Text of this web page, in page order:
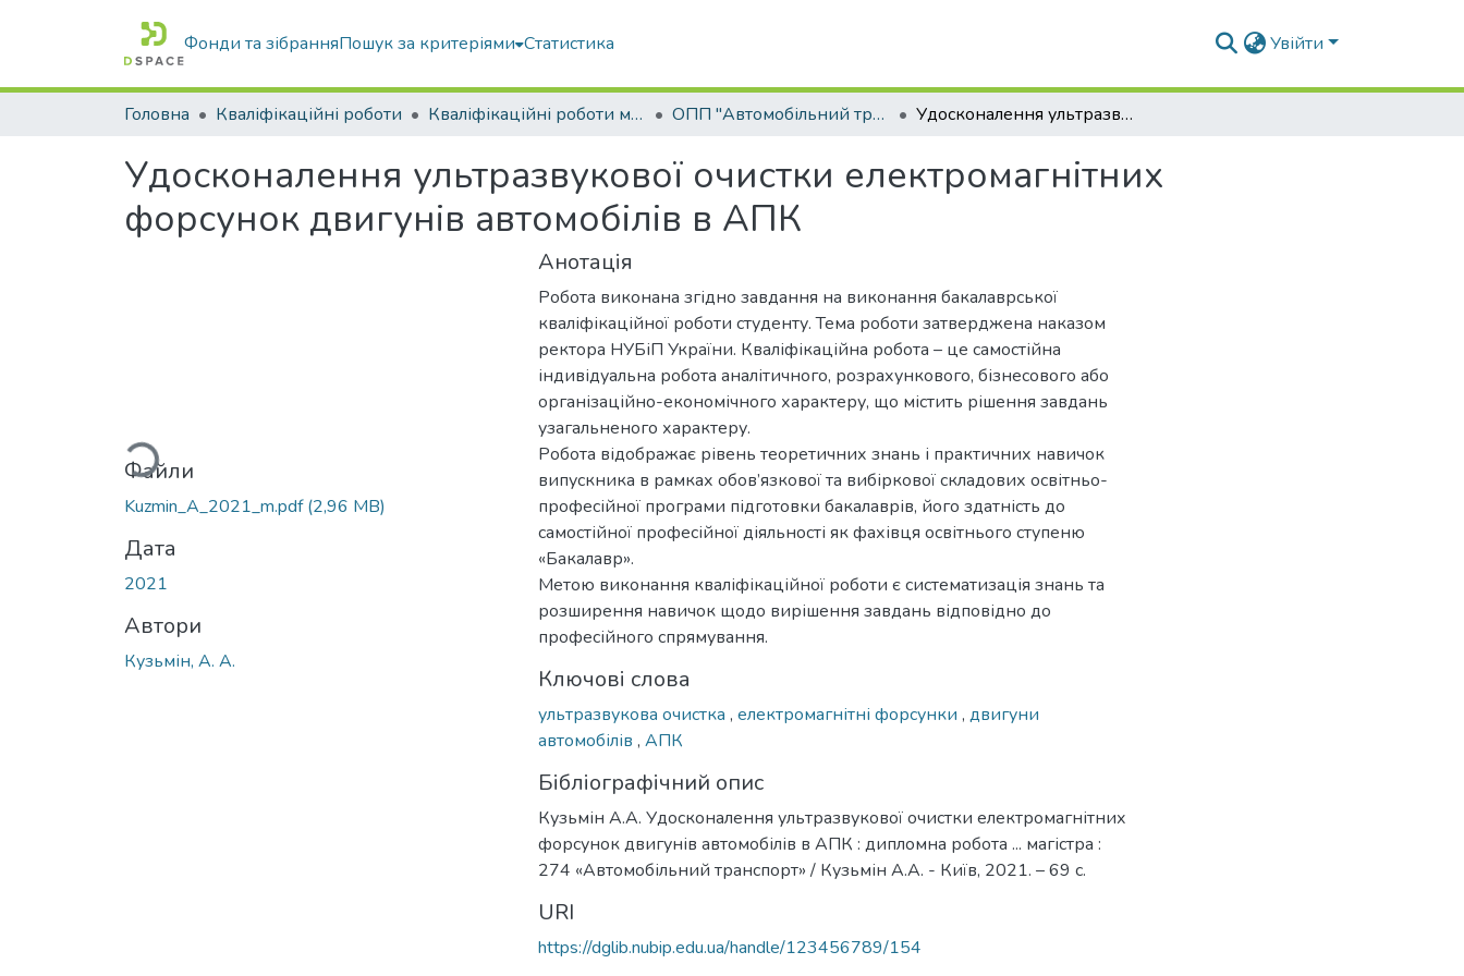
Фонди та зібранняПошук за критеріями Статистика Увійти
Головна Кваліфікаційні роботи Кваліфікаційні роботи магістрів ОПП "Автомобільний транспорт" Удосконалення ультразвукової очистки електромагнітних форсунок двигунів автомобілів в АПК
Удосконалення ультразвукової очистки електромагнітних
форсунок двигунів автомобілів в АПК
Вантажиться...
Файли
Kuzmin_A_2021_m.pdf(2,96 MB)
Дата
2021
Автори
Кузьмін, А. А.
Анотація
Робота виконана згідно завдання на виконання бакалаврської
кваліфікаційної роботи студенту. Тема роботи затверджена наказом
ректора НУБіП України. Кваліфікаційна робота – це самостійна
індивідуальна робота аналітичного, розрахункового, бізнесового або
організаційно-економічного характеру, що містить рішення завдань
узагальненого характеру.
Робота відображає рівень теоретичних знань і практичних навичок
випускника в рамках обов’язкової та вибіркової складових освітньо-
професійної програми підготовки бакалаврів, його здатність до
самостійної професійної діяльності як фахівця освітнього ступеню
«Бакалавр».
Метою виконання кваліфікаційної роботи є систематизація знань та
розширення навичок щодо вирішення завдань відповідно до
професійного спрямування.
Ключові слова
ультразвукова очистка , електромагнітні форсунки , двигуни
автомобілів , АПК
Бібліографічний опис
Кузьмін А.А. Удосконалення ультразвукової очистки електромагнітних
форсунок двигунів автомобілів в АПК : дипломна робота ... магістра :
274 «Автомобільний транспорт» / Кузьмін А.А. - Київ, 2021. – 69 с.
URI
https://dglib.nubip.edu.ua/handle/123456789/154